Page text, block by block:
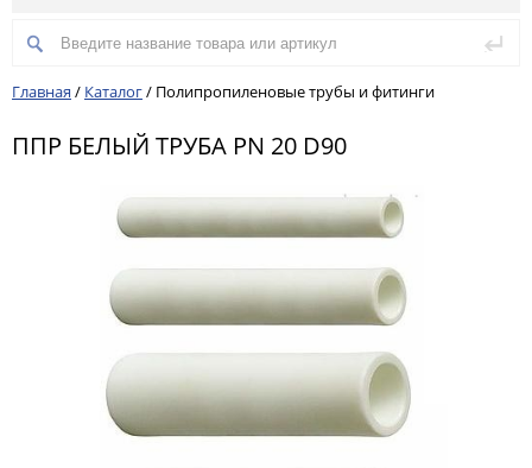
Главная / Каталог/ Полипропиленовые трубы и фитинги
ППР БЕЛЫЙ ТРУБА PN 20 D90